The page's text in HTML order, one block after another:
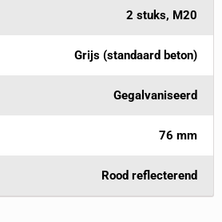
2 stuks, M20
Grijs (standaard beton)
Gegalvaniseerd
76 mm
Rood reflecterend